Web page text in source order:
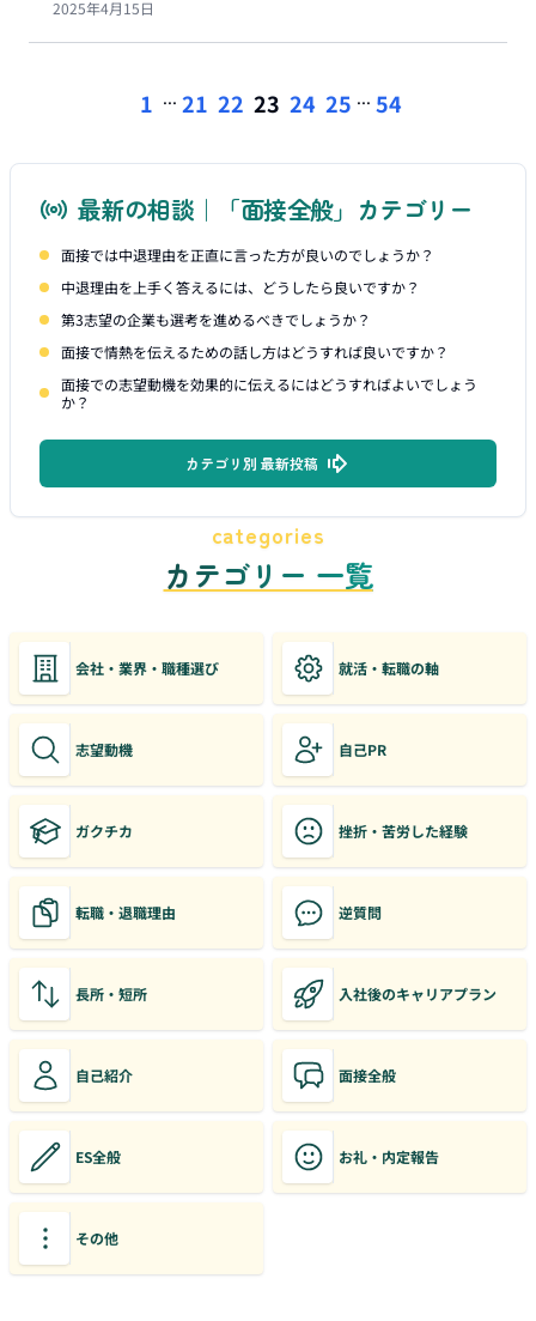
2025年4月15日
1 ... 21 22 23 24 25 ... 54
最新の相談｜「面接全般」カテゴリー
面接では中退理由を正直に言った方が良いのでしょうか？
中退理由を上手く答えるには、どうしたら良いですか？
第3志望の企業も選考を進めるべきでしょうか？
面接で情熱を伝えるための話し方はどうすれば良いですか？
面接での志望動機を効果的に伝えるにはどうすればよいでしょう
か？
カテゴリ別 最新投稿
categories
カテゴリー 一覧
会社・業界・職種選び 就活・転職の軸
志望動機 自己PR
ガクチカ 挫折・苦労した経験
転職・退職理由 逆質問
長所・短所 入社後のキャリアプラン
自己紹介 面接全般
ES全般 お礼・内定報告
その他